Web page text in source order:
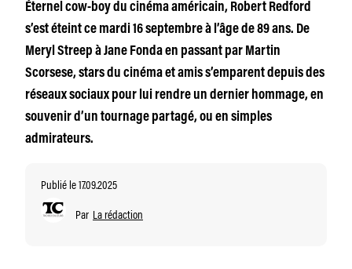
Éternel cow-boy du cinéma américain, Robert Redford
s’est éteint ce mardi 16 septembre à l’âge de 89 ans. De
Meryl Streep à Jane Fonda en passant par Martin
Scorsese, stars du cinéma et amis s’emparent depuis des
réseaux sociaux pour lui rendre un dernier hommage, en
souvenir d’un tournage partagé, ou en simples
admirateurs.
Publié le 17.09.2025
Par La rédaction